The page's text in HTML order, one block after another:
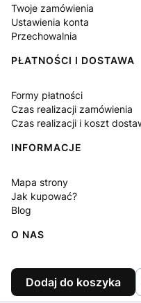
Twoje zamówienia
Ustawienia konta
Przechowalnia
PŁATNOŚCI I DOSTAWA
Formy płatności
Czas realizacji zamówienia
Czas realizacji i koszt
INFORMACJE
Mapa strony
Jak kupować?
Blog
O NAS
Kontakt
O firmie
Dodaj do koszyka